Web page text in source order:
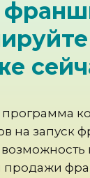
программа
на запуск
продажи